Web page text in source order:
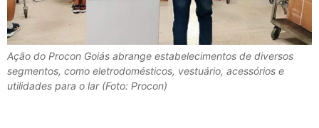
Ação do Procon Goiás abrange estabelecimentos de diversos
segmentos, como eletrodomésticos, vestuário, acessórios e
utilidades para o lar (Foto: Procon)